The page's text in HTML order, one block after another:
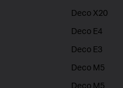
Deco X20
Deco E4
Deco E3
Deco M5
Deco M5